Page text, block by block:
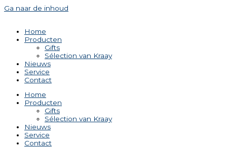
Ga naar de inhoud
Home
Producten
Gifts
Sélection van Kraay
Nieuws
Service
Contact
Home
Producten
Gifts
Sélection van Kraay
Nieuws
Service
Contact